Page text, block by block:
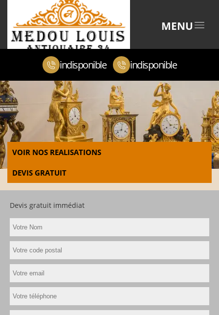
MENU
indisponible indisponible
VOIR NOS REALISATIONS
DEVIS GRATUIT
Devis gratuit immédiat